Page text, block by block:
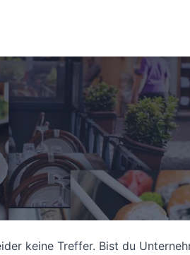
keine Treffer. Bist du